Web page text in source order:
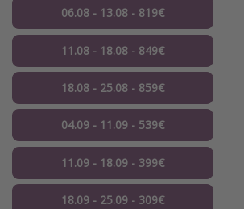
06.08 - 13.08 - 819€
11.08 - 18.08 - 849€
18.08 - 25.08 - 859€
04.09 - 11.09 - 539€
11.09 - 18.09 - 399€
18.09 - 25.09 - 309€